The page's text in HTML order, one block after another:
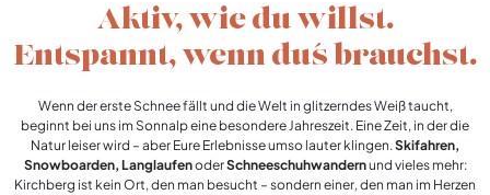
Aktiv, wie du willst.
Entspannt, wenn du´s brauchst.
Wenn der erste Schnee fällt und die Welt in glitzerndes Weiß taucht,
beginnt bei uns im Sonnalp eine besondere Jahreszeit. Eine Zeit, in der die
Natur leiser wird – aber Eure Erlebnisse umso lauter klingen.Skifahren,
Snowboarden, LanglaufenoderSchneeschuhwandernund vieles mehr:
Kirchberg ist kein Ort, den man besucht – sondern einer, den man im Herzen